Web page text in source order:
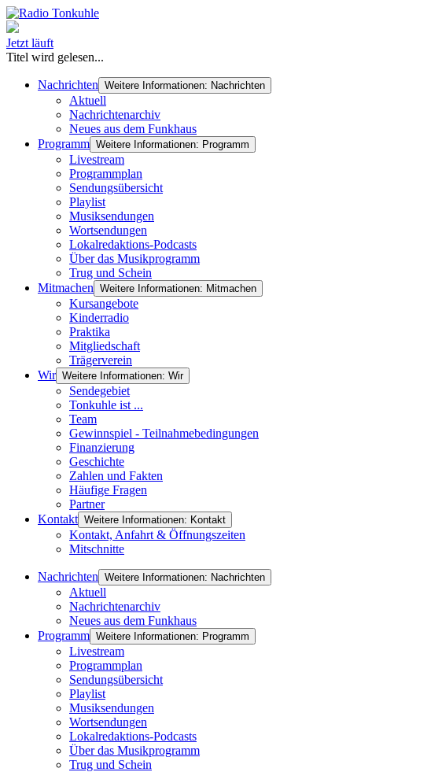
Jetzt läuft
Titel wird gelesen...
Nachrichten Weitere Informationen: Nachrichten
Aktuell
Nachrichtenarchiv
Neues aus dem Funkhaus
Programm Weitere Informationen: Programm
Livestream
Programmplan
Sendungsübersicht
Playlist
Musiksendungen
Wortsendungen
Lokalredaktions-Podcasts
Über das Musikprogramm
Trug und Schein
Mitmachen Weitere Informationen: Mitmachen
Kursangebote
Kinderradio
Praktika
Mitgliedschaft
Trägerverein
Wir Weitere Informationen: Wir
Sendegebiet
Tonkuhle ist ...
Team
Gewinnspiel - Teilnahmebedingungen
Finanzierung
Geschichte
Zahlen und Fakten
Häufige Fragen
Partner
Kontakt Weitere Informationen: Kontakt
Kontakt, Anfahrt & Öffnungszeiten
Mitschnitte
Nachrichten Weitere Informationen: Nachrichten
Aktuell
Nachrichtenarchiv
Neues aus dem Funkhaus
Programm Weitere Informationen: Programm
Livestream
Programmplan
Sendungsübersicht
Playlist
Musiksendungen
Wortsendungen
Lokalredaktions-Podcasts
Über das Musikprogramm
Trug und Schein